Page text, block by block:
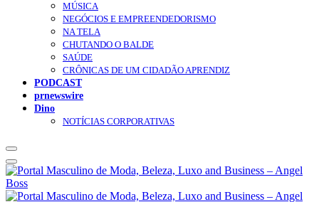
MÚSICA
NEGÓCIOS E EMPREENDEDORISMO
NA TELA
CHUTANDO O BALDE
SAÚDE
CRÔNICAS DE UM CIDADÃO APRENDIZ
PODCAST
prnewswire
Dino
NOTÍCIAS CORPORATIVAS